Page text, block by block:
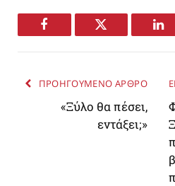
Facebook Twitter
ΠΡΟΗΓΟΥΜΕΝΟ ΑΡΘΡΟ
«Ξύλο θα πέσει,
εντάξει;»